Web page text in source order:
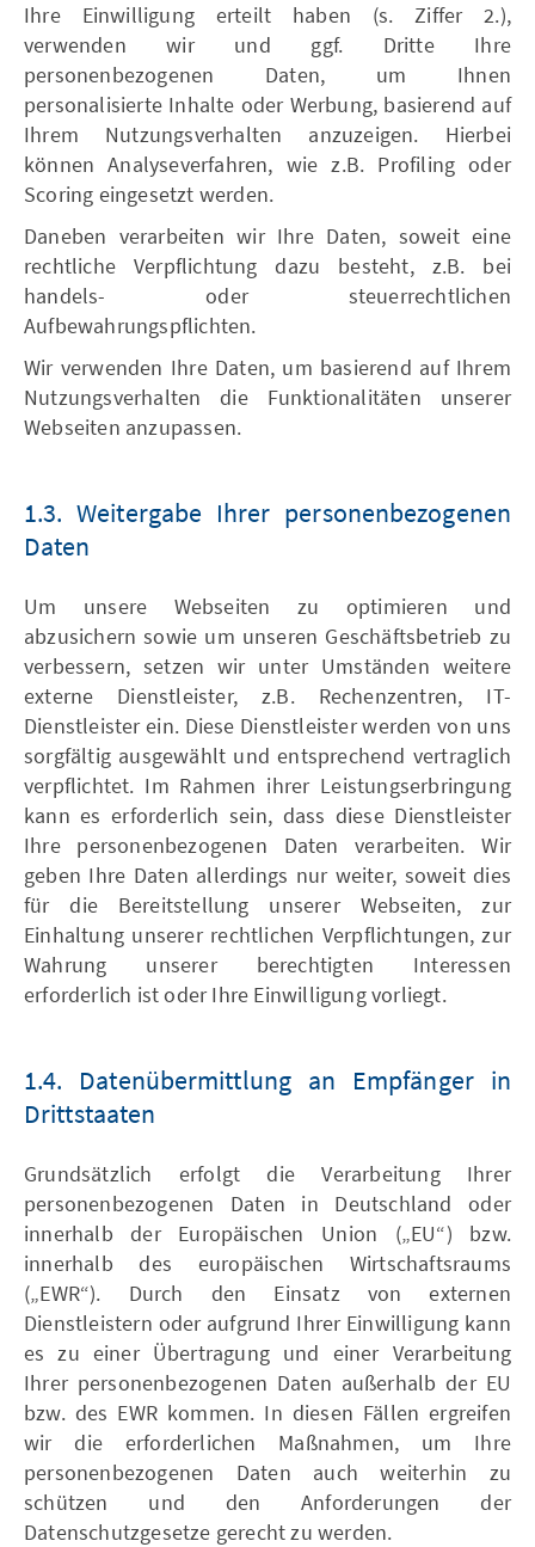
Ihre Einwilligung erteilt haben (s. Ziffer 2.),
verwenden wir und ggf. Dritte Ihre
personenbezogenen Daten, um Ihnen
personalisierte Inhalte oder Werbung, basierend auf
Ihrem Nutzungsverhalten anzuzeigen. Hierbei
können Analyseverfahren, wie z.B. Profiling oder
Scoring eingesetzt werden.
Daneben verarbeiten wir Ihre Daten, soweit eine
rechtliche Verpflichtung dazu besteht, z.B. bei
handels- oder steuerrechtlichen
Aufbewahrungspflichten.
Wir verwenden Ihre Daten, um basierend auf Ihrem
Nutzungsverhalten die Funktionalitäten unserer
Webseiten anzupassen.
1.3. Weitergabe Ihrer personenbezogenen
Daten
Um unsere Webseiten zu optimieren und
abzusichern sowie um unseren Geschäftsbetrieb zu
verbessern, setzen wir unter Umständen weitere
externe Dienstleister, z.B. Rechenzentren, IT-
Dienstleister ein. Diese Dienstleister werden von uns
sorgfältig ausgewählt und entsprechend vertraglich
verpflichtet. Im Rahmen ihrer Leistungserbringung
kann es erforderlich sein, dass diese Dienstleister
Ihre personenbezogenen Daten verarbeiten. Wir
geben Ihre Daten allerdings nur weiter, soweit dies
für die Bereitstellung unserer Webseiten, zur
Einhaltung unserer rechtlichen Verpflichtungen, zur
Wahrung unserer berechtigten Interessen
erforderlich ist oder Ihre Einwilligung vorliegt.
1.4. Datenübermittlung an Empfänger in
Drittstaaten
Grundsätzlich erfolgt die Verarbeitung Ihrer
personenbezogenen Daten in Deutschland oder
innerhalb der Europäischen Union („EU“) bzw.
innerhalb des europäischen Wirtschaftsraums
(„EWR“). Durch den Einsatz von externen
Dienstleistern oder aufgrund Ihrer Einwilligung kann
es zu einer Übertragung und einer Verarbeitung
Ihrer personenbezogenen Daten außerhalb der EU
bzw. des EWR kommen. In diesen Fällen ergreifen
wir die erforderlichen Maßnahmen, um Ihre
personenbezogenen Daten auch weiterhin zu
schützen und den Anforderungen der
Datenschutzgesetze gerecht zu werden.